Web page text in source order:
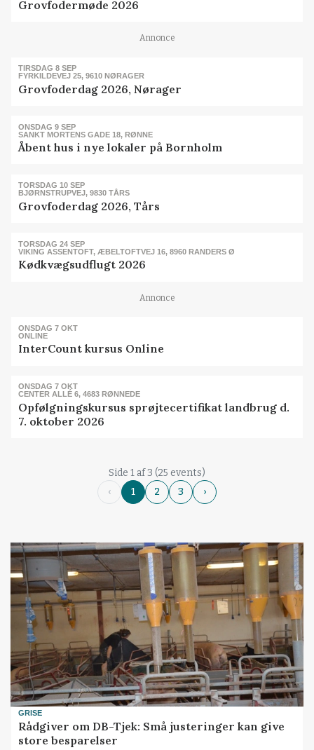
Grovfodermøde 2026
Annonce
TIRSDAG 8 SEP
FYRKILDEVEJ 25, 9610 NØRAGER
Grovfoderdag 2026, Nørager
ONSDAG 9 SEP
SANKT MORTENS GADE 18, RØNNE
Åbent hus i nye lokaler på Bornholm
TORSDAG 10 SEP
BJØRNSTRUPVEJ, 9830 TÅRS
Grovfoderdag 2026, Tårs
TORSDAG 24 SEP
VIKING ASSENTOFT, ÆBELTOFTVEJ 16, 8960 RANDERS Ø
Kødkvægsudflugt 2026
Annonce
ONSDAG 7 OKT
ONLINE
InterCount kursus Online
ONSDAG 7 OKT
CENTER ALLÉ 6, 4683 RØNNEDE
Opfølgningskursus sprøjtecertifikat landbrug d.
7. oktober 2026
Side 1 af 3 (25 events)
‹
1 2 3 ›
GRISE
Rådgiver om DB-Tjek: Små justeringer kan give
store besparelser